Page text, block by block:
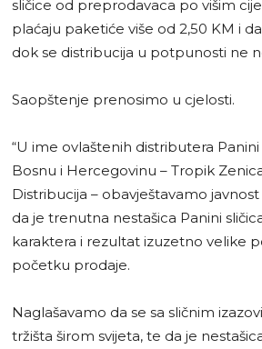
sličice od preprodavaca po višim
plaćaju paketiće više od 2,50 KM i
dok se distribucija u potpunosti ne
Saopštenje prenosimo u cjelosti.
“U ime ovlaštenih distributera
Bosnu i Hercegovinu – Tropik
Distribucija – obavještavamo
da je trenutna nestašica Panini
karaktera i rezultat izuzetno velike
početku prodaje.
Naglašavamo da se sa sličnim
tržišta širom svijeta, te da je